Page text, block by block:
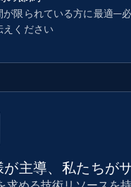
が限られている方に最適—
えください
が主導、私たちが